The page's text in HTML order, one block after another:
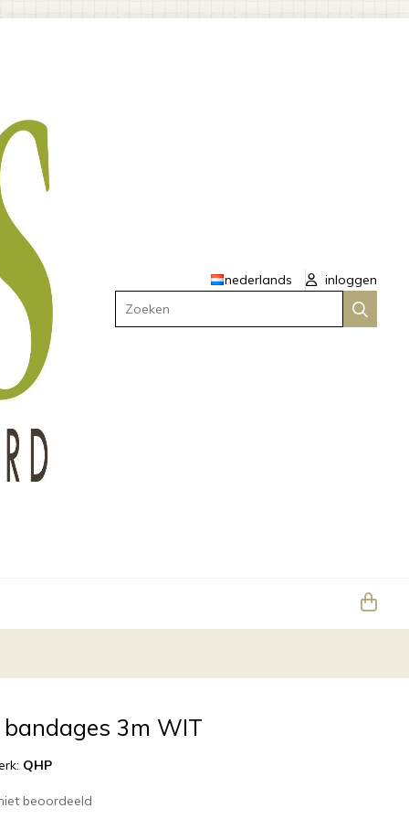
nederlands
inloggen
Zoeken
bandages 3m WIT
QHP
beoordeeld